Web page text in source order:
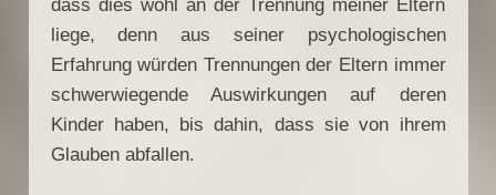
dass dies wohl an der Trennung meiner Eltern
liege, denn aus seiner psychologischen
Erfahrung würden Trennungen der Eltern immer
schwerwiegende Auswirkungen auf deren
Kinder haben, bis dahin, dass sie von ihrem
Glauben abfallen.